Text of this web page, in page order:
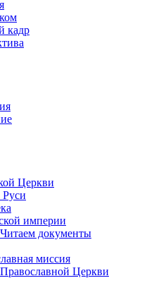
кадр
Церкви
империи
документы
миссия
Церкви